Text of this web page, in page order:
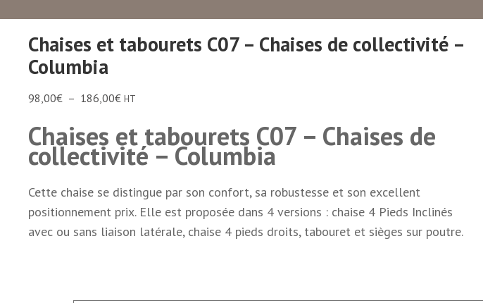
Chaises et tabourets C07 – Chaises de collectivité –
Columbia
98,00€ – 186,00€ HT
Chaises et tabourets C07 – Chaises de
collectivité – Columbia
Cette chaise se distingue par son confort, sa robustesse et son excellent
positionnement prix. Elle est proposée dans 4 versions : chaise 4 Pieds Inclinés
avec ou sans liaison latérale, chaise 4 pieds droits, tabouret et sièges sur poutre.